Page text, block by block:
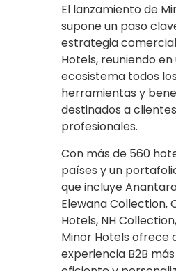
El lanzamiento de
supone un paso
estrategia
Hotels, reuniendo en
ecosistema todos
herramientas y
destinados a clientes
profesionales.
Con más de 560
países y un
que incluye
Elewana Collection,
Hotels, NH
Minor Hotels ofrece
experiencia B2B